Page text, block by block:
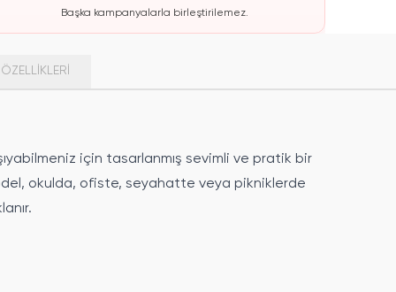
Başka kampanyalarla birleştirilemez.
için tasarlanmış sevimli ve pratik bir
okulda, ofiste, seyahatte veya pikniklerde